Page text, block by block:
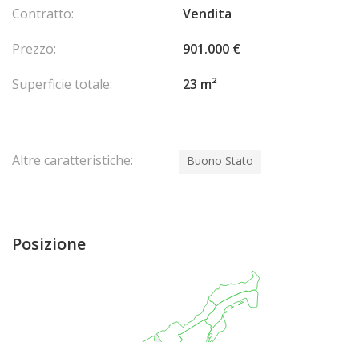
Contratto:
Vendita
Prezzo:
901.000 €
Superficie totale:
23 m²
Altre caratteristiche: Buono Stato
Posizione